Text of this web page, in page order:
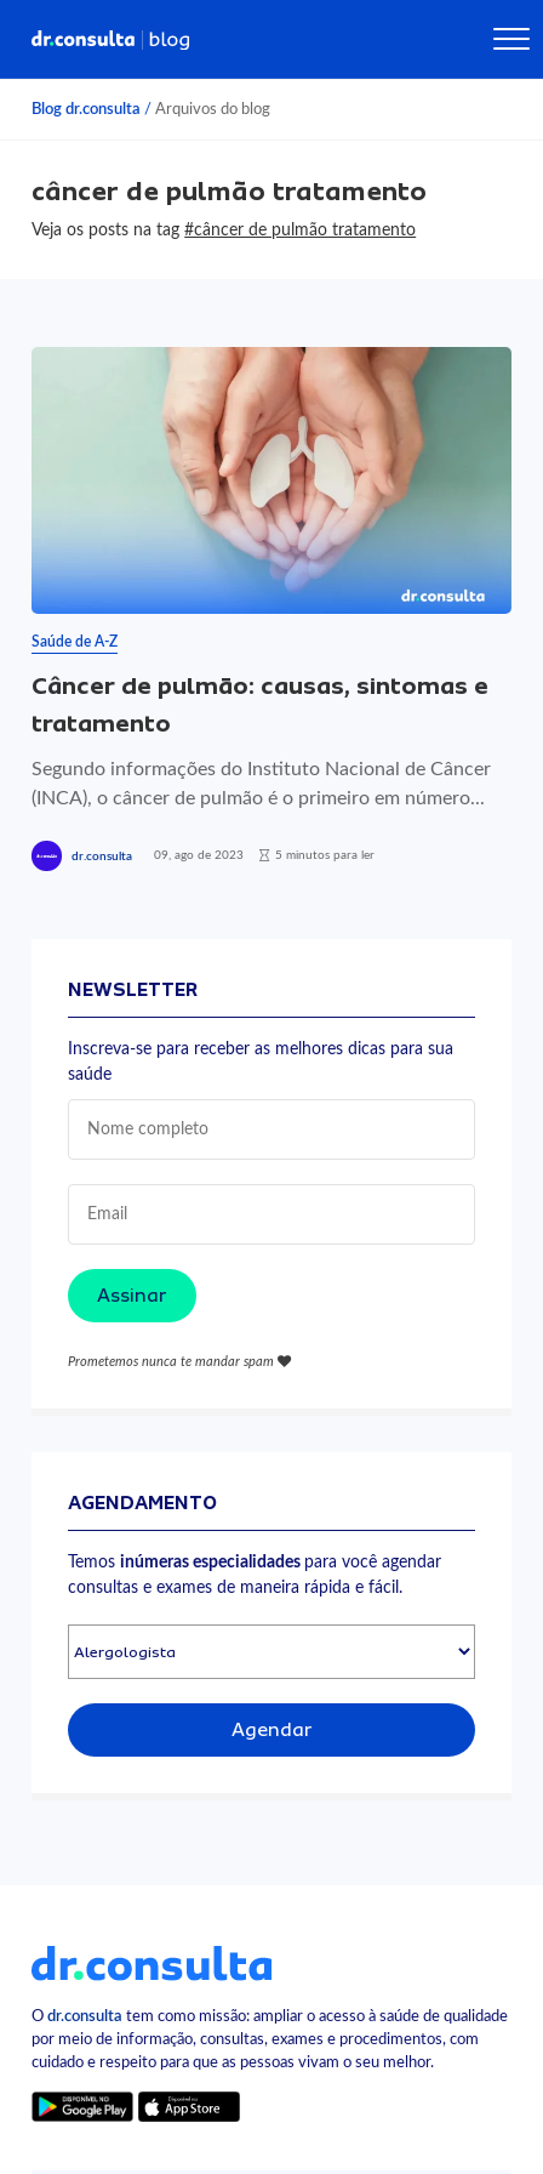
Blog dr.consulta / Arquivos do blog
câncer de pulmão tratamento
Veja os posts na tag#câncer de pulmão tratamento
Saúde de A-Z
Câncer de pulmão: causas, sintomas e
tratamento
Segundo informações do Instituto Nacional de Câncer
(INCA), o câncer de pulmão é o primeiro em número...
dr.consulta 09, ago de 2023 5 minutos para ler
NEWSLETTER
Inscreva-se para receber as melhores dicas para sua
saúde
Assinar
Prometemos nunca te mandar spam
AGENDAMENTO
Temosinúmeras especialidades para você agendar
consultas e exames de maneira rápida e fácil.
Agendar
Odr.consulta tem como missão: ampliar o acesso à saúde de qualidade
por meio de informação, consultas, exames e procedimentos, com
cuidado e respeito para que as pessoas vivam o seu melhor.